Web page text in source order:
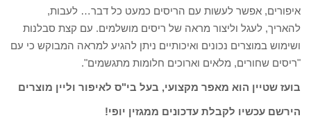
איפורים, אפשר לעשות עם הריסים כמעט כל דבר… לעבות,
להאריך, לעגל וליצור מראה של ריסים מושלמים. עם קצת סבלנות
ושימוש במוצרים נכונים ואיכותיים ניתן להגיע למראה המבוקש כי עם
"ריסים שחורים, מלאים וארוכים חלומות מתגשמים".
בועז שטיין הוא מאפר מקצועי, בעל בי"ס לאיפור וליין מוצרים
הירשם עכשיו לקבלת עדכונים ממגזין יופי!